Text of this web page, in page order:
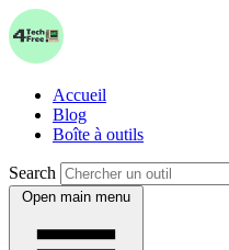
Accueil
Blog
Boîte à outils
Search
Open main menu